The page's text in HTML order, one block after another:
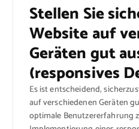
Stellen Sie
Website auf
Geräten gut
(responsives
Es ist entscheidend,
auf verschiedenen Geräten
optimale Benutzererfahrung